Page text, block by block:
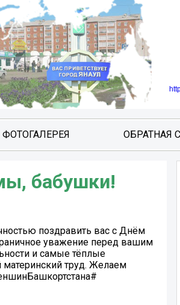
ФОТОГАЛЕРЕЯ ОБРАТНАЯ
бабушки!
поздравить вас с Днём
уважение перед вашим
и самые тёплые
материнский труд. Желаем